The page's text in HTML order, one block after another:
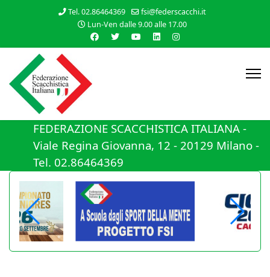
Tel. 02.86464369
fsi@federscacchi.it
Lun-Ven dalle 9.00 alle 17.00
FEDERAZIONE SCACCHISTICA ITALIANA -
Viale Regina Giovanna, 12 - 20129 Milano -
Tel. 02.86464369